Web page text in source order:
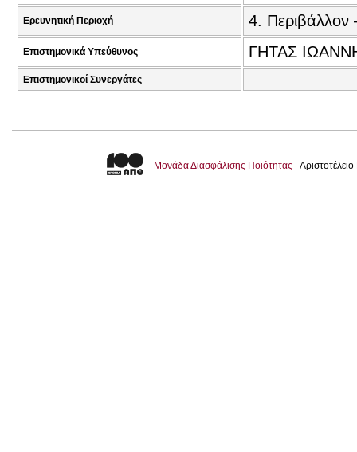
Ερευνητική Περιοχή 4. Περιβάλλον
Επιστημονικά Υπεύθυνος ΓΗΤΑΣ
Επιστημονικοί Συνεργάτες
Μονάδα Διασφάλισης Ποιότητας -